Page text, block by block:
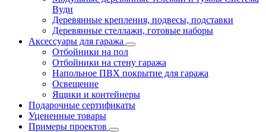
Вуди
Деревянные крепления, подвесы, подставки
Деревянные стеллажи, готовые наборы
Аксессуары для гаража
Отбойники на пол
Отбойники на стену гаража
Напольное ПВХ покрытие для гаража
Освещение
Ящики и контейнеры
Подарочные сертификаты
Уцененные товары
Примеры проектов